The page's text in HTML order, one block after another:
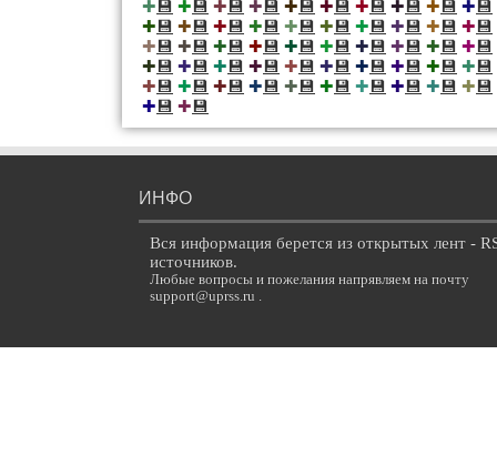
✚💾 ✚💾 ✚💾 ✚💾 ✚💾 ✚💾 ✚💾 ✚💾 ✚💾 ✚💾
✚💾 ✚💾 ✚💾 ✚💾 ✚💾 ✚💾 ✚💾 ✚💾 ✚💾 ✚💾
✚💾 ✚💾 ✚💾 ✚💾 ✚💾 ✚💾 ✚💾 ✚💾 ✚💾 ✚💾
✚💾 ✚💾 ✚💾 ✚💾 ✚💾 ✚💾 ✚💾 ✚💾 ✚💾 ✚💾
✚💾 ✚💾 ✚💾 ✚💾 ✚💾 ✚💾 ✚💾 ✚💾 ✚💾 ✚💾
✚💾 ✚💾
ИНФО
Вся информация берется из открытых лент -
источников.
Любые вопросы и пожелания напрявляем на почту
support@uprss.ru .